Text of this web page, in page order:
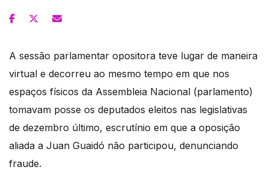
A sessão parlamentar opositora teve lugar de maneira
virtual e decorreu ao mesmo tempo em que nos
espaços físicos da Assembleia Nacional (parlamento)
tomavam posse os deputados eleitos nas legislativas
de dezembro último, escrutínio em que a oposição
aliada a Juan Guaidó não participou, denunciando
fraude.